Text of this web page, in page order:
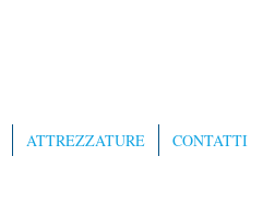
ATTREZZATURE CONTATTI